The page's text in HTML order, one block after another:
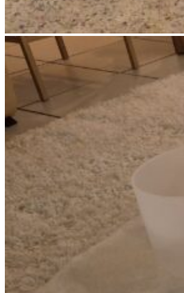
Atelier – Yoga doux
cristal
By
Laure-Anne Planchot
Professeure de yoga
Le samedi 7 mars 2026 de 9h30 à 11h30
$49.86 frais de service inclus
Réserver maintenantCe lien s'ouvrira dans
Pour toute autre information, contactez-
1639 ou écrivez-nous à l’adresse
programmation@monastere.ca